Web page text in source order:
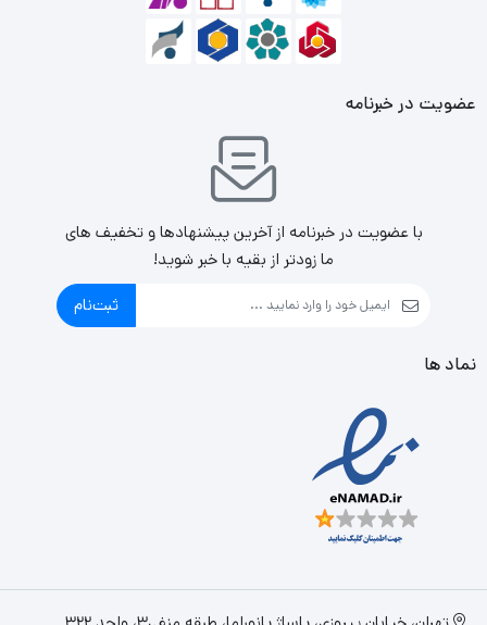
عضویت در خبرنامه
با عضویت در خبرنامه از آخرین پیشنهادها و تخفیف های
ما زودتر از بقیه با خبر شوید!
ثبت‌نام
نماد ها